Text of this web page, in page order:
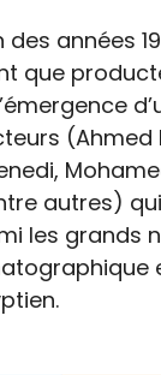
années
que
(Ahmed
autres)
les grands